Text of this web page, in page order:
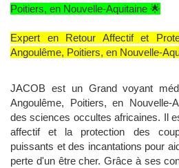
Poitiers, en Nouvelle-Aquitaine 🌟
Expert en Retour Affectif et
Angoulême, Poitiers, en Nouvelle-
JACOB est un Grand voyant
Angoulême, Poitiers, en Nouvelle-
des sciences occultes africaines. Il
affectif et la protection des
puissants et des incantations pour
perte d'un être cher. Grâce à ses